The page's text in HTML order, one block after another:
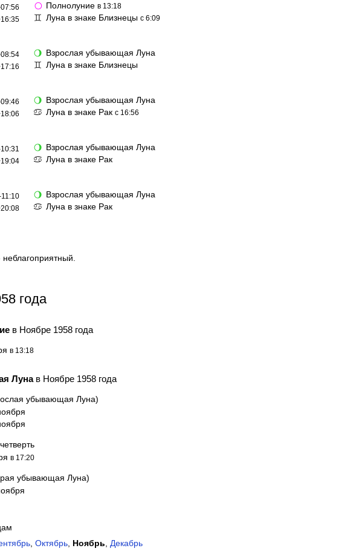
🌕 Полнолуние в 13:18
♊ Луна в знаке Близнецы с 6:09
🌖 Взрослая убывающая Луна
♊ Луна в знаке Близнецы
🌖 Взрослая убывающая Луна
♋ Луна в знаке Рак с 16:56
🌖 Взрослая убывающая Луна
♋ Луна в знаке Рак
11:10
🌖 Взрослая убывающая Луна
♋ Луна в знаке Рак
неблагоприятный.
года
в Ноябре 1958 года
в 13:18
Луна в Ноябре 1958 года
убывающая Луна)
в 17:20
убывающая Луна)
, Октябрь, Ноябрь, Декабрь